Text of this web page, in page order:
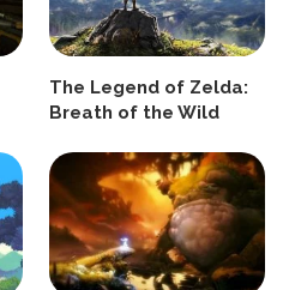
The Legend of Zelda:
Breath of the Wild